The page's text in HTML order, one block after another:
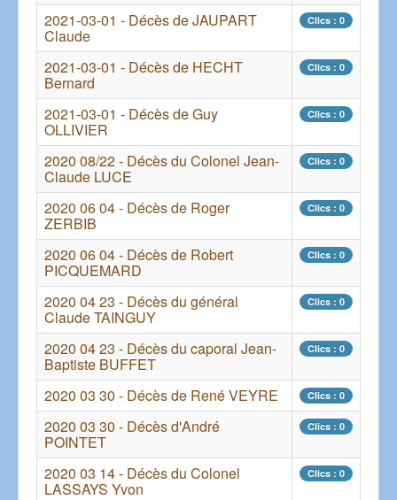
2021-03-01 - Décès de JAUPART
Claude
Clics : 0
2021-03-01 - Décès de HECHT
Bernard
Clics : 0
2021-03-01 - Décès de Guy
OLLIVIER
Clics : 0
2020 08/22 - Décès du Colonel Jean-
Claude LUCE
Clics : 0
2020 06 04 - Décès de Roger
ZERBIB
Clics : 0
2020 06 04 - Décès de Robert
PICQUEMARD
Clics : 0
2020 04 23 - Décès du général
Claude TAINGUY
Clics : 0
2020 04 23 - Décès du caporal Jean-
Baptiste BUFFET
Clics : 0
2020 03 30 - Décès de René VEYRE Clics : 0
2020 03 30 - Décès d'André
POINTET
Clics : 0
2020 03 14 - Décès du Colonel
LASSAYS Yvon
Clics : 0